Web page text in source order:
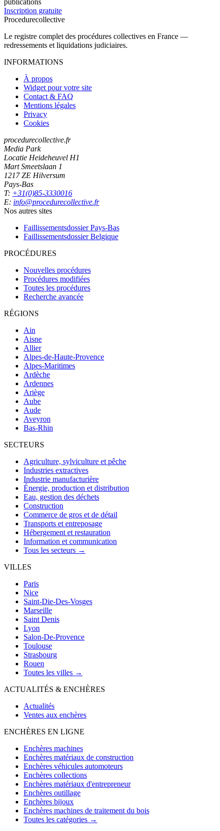
Inscription gratuite
Procedurecollective
Le registre complet des procédures collectives en France —
redressements et liquidations judiciaires.
INFORMATIONS
À propos
Widget pour votre site
Contact & FAQ
Mentions légales
Privacy
Cookies
procedurecollective.fr
Media Park
Locatie Heideheuvel H1
Mart Smeetslaan 1
1217 ZE Hilversum
Pays-Bas
T: +31(0)85-3330016
E: info@procedurecollective.fr
Nos autres sites
Faillissementsdossier Pays-Bas
Faillissementsdossier Belgique
PROCÉDURES
Nouvelles procédures
Procédures modifiées
Toutes les procédures
Recherche avancée
RÉGIONS
Ain
Aisne
Allier
Alpes-de-Haute-Provence
Alpes-Maritimes
Ardèche
Ardennes
Ariège
Aube
Aude
Aveyron
Bas-Rhin
SECTEURS
Agriculture, sylviculture et pêche
Industries extractives
Industrie manufacturière
Énergie, production et distribution
Eau, gestion des déchets
Construction
Commerce de gros et de détail
Transports et entreposage
Hébergement et restauration
Information et communication
Tous les secteurs →
VILLES
Paris
Nice
Saint-Die-Des-Vosges
Marseille
Saint Denis
Lyon
Salon-De-Provence
Toulouse
Strasbourg
Rouen
Toutes les villes →
ACTUALITÉS & ENCHÈRES
Actualités
Ventes aux enchères
ENCHÈRES EN LIGNE
Enchères machines
Enchères matériaux de construction
Enchères véhicules automoteurs
Enchères collections
Enchères matériaux d'entrepreneur
Enchères outillage
Enchères bijoux
Enchères machines de traitement du bois
Toutes les catégories →